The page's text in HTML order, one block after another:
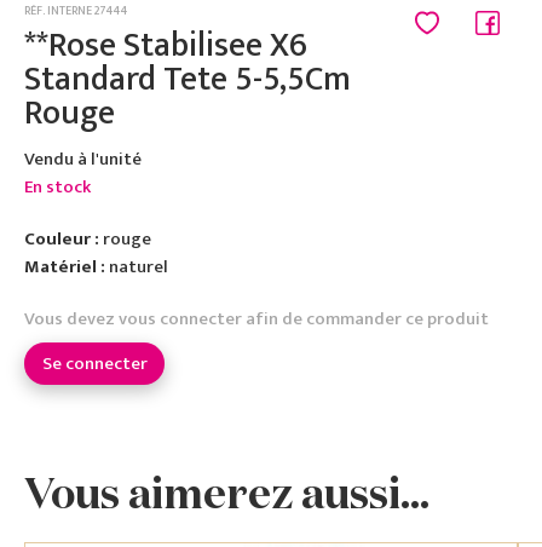
RÉF. INTERNE 27444
**Rose Stabilisee X6
Standard Tete 5-5,5Cm
Rouge
Vendu à l'unité
En stock
Couleur : rouge
Matériel : naturel
Vous devez vous connecter afin de commander ce produit
Se connecter
Vous aimerez aussi...